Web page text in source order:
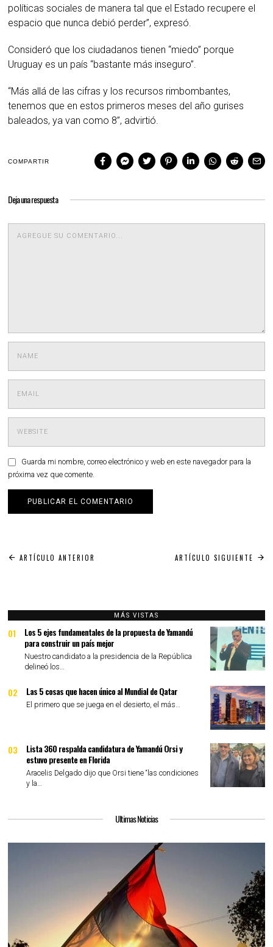
políticas sociales de manera tal que el Estado recupere el
espacio que nunca debió perder”, expresó.
Consideró que los ciudadanos tienen “miedo” porque
Uruguay es un país “bastante más inseguro”.
“Más allá de las cifras y los recursos rimbombantes,
tenemos que en estos primeros meses del año gurises
baleados, ya van como 8”, advirtió.
COMPARTIR
Deja una respuesta
Guarda mi nombre, correo electrónico y web en este navegador para la
próxima vez que comente.
Navegación
ARTÍCULO ANTERIOR ARTÍCULO SIGUIENTE
MÁS VISTAS
01
Los 5 ejes fundamentales de la propuesta de Yamandú
para construir un país mejor
Nuestro candidato a la presidencia de la República
delineó los…
02 Las 5 cosas que hacen único al Mundial de Qatar
El primero que se juega en el desierto, el más…
03
Lista 360 respalda candidatura de Yamandú Orsi y
estuvo presente en Florida
Aracelis Delgado dijo que Orsi tiene “las condiciones
y la…
Ultimas Noticias